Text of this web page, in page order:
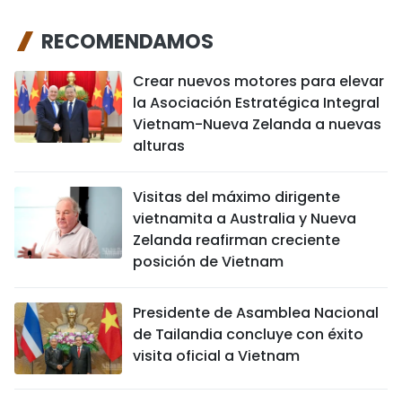
RECOMENDAMOS
Crear nuevos motores para elevar
la Asociación Estratégica Integral
Vietnam-Nueva Zelanda a nuevas
alturas
Visitas del máximo dirigente
vietnamita a Australia y Nueva
Zelanda reafirman creciente
posición de Vietnam
Presidente de Asamblea Nacional
de Tailandia concluye con éxito
visita oficial a Vietnam